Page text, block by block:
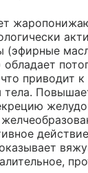
(эфирные
приводит
тела.